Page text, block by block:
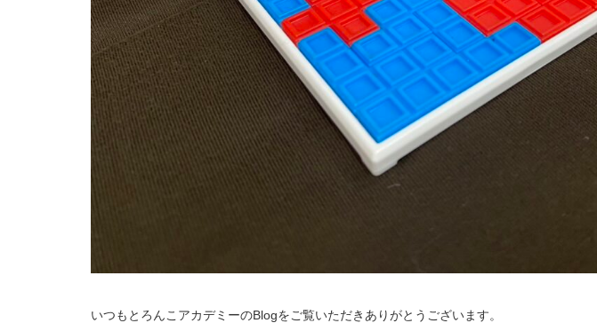
いつもとろんこアカデミーのBlogをご覧いただきありがとうございます。